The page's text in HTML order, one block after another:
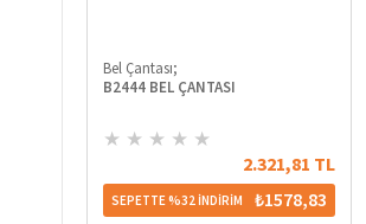
Bel Çantası;
B2444 BEL ÇANTASI
★ ★ ★ ★ ★
2.321,81 TL
SEPETTE %32 İNDİRİM ₺1578,83